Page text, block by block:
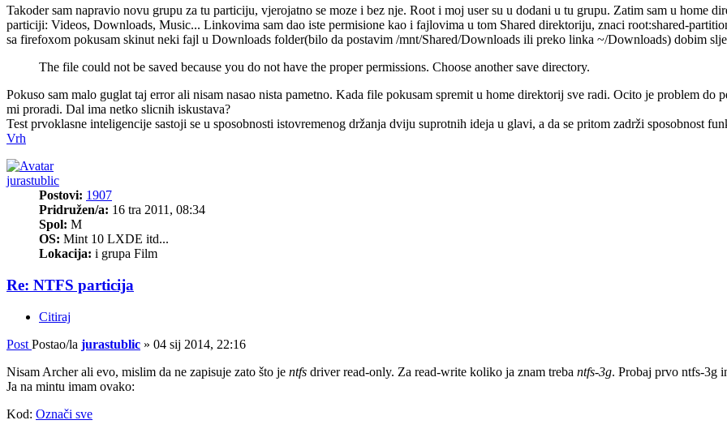
Takoder sam napravio novu grupu za tu particiju, vjerojatno se moze i bez nje. Root i moj user su u dodani u tu grupu. Zatim sam u home
particiji: Videos, Downloads, Music... Linkovima sam dao iste permisione kao i fajlovima u tom Shared direktoriju, znaci root:shared-
sa firefoxom pokusam skinut neki fajl u Downloads folder(bilo da postavim /mnt/Shared/Downloads ili preko linka ~/Downloads) dobim
The file could not be saved because you do not have the proper permissions. Choose another save directory.
Pokuso sam malo guglat taj error ali nisam nasao nista pametno. Kada file pokusam spremit u home direktorij sve radi. Ocito je problem do
mi proradi. Dal ima netko slicnih iskustava?
Test prvoklasne inteligencije sastoji se u sposobnosti istovremenog držanja dviju suprotnih ideja u glavi, a da se pritom zadrži sposobnost
Vrh
jurastublic
Postovi: 1907
Pridružen/a: 16 tra 2011, 08:34
Spol: M
OS: Mint 10 LXDE itd...
Lokacija: i grupa Film
Re: NTFS particija
Citiraj
Post Postao/la jurastublic » 04 sij 2014, 22:16
Nisam Archer ali evo, mislim da ne zapisuje zato što je ntfs driver read-only. Za read-write koliko ja znam treba ntfs-3g. Probaj prvo ntfs-3g
Ja na mintu imam ovako:
Kod: Označi sve